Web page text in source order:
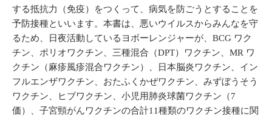
する抵抗力（免疫）をつくって、病気を防ごうとすることを
予防接種といいます。本書は、悪いウイルスからみんなを守
るため、日夜活動しているヨボーレンジャーが、BCG ワク
チン、ポリオワクチン、三種混合（DPT）ワクチン、MR ワ
クチン（麻疹風疹混合ワクチン）、日本脳炎ワクチン、イン
フルエンザワクチン、おたふくかぜワクチン、みずぼうそう
ワクチン、ヒブワクチン、小児用肺炎球菌ワクチン（7
価）、子宮頸がんワクチンの合計11種類のワクチン接種に関